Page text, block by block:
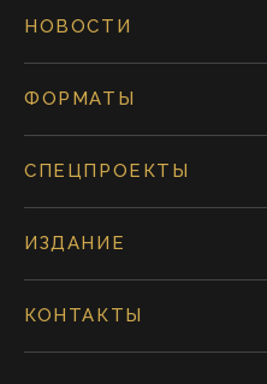
НОВОСТИ
ФОРМАТЫ
СПЕЦПРОЕКТЫ
ИЗДАНИЕ
КОНТАКТЫ